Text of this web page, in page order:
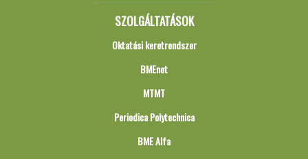
SZOLGÁLTATÁSOK
Oktatási keretrendszer
BMEnet
MTMT
Periodica Polytechnica
BME Alfa